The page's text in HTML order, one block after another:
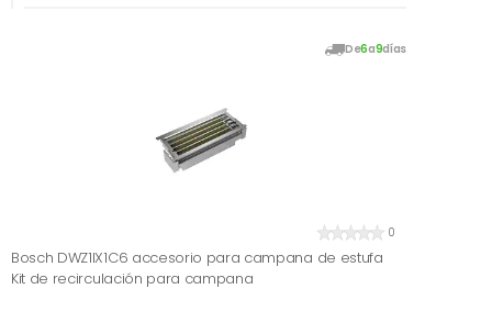
De6a9días
0
Bosch DWZ1IX1C6 accesorio para campana de estufa
Kit de recirculación para campana